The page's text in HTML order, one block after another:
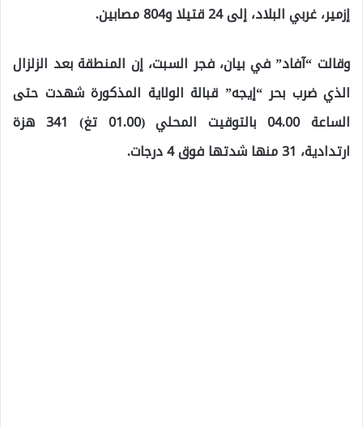
إزمير، غربي البلاد، إلى 24 قتيلا و804 مصابين.
وقالت “آفاد” في بيان، فجر السبت، إن المنطقة بعد الزلزال
الذي ضرب بحر “إيجه” قبالة الولاية المذكورة شهدت حتى
الساعة 04.00 بالتوقيت المحلي (01.00 تغ) 341 هزة
ارتدادية، 31 منها شدتها فوق 4 درجات.